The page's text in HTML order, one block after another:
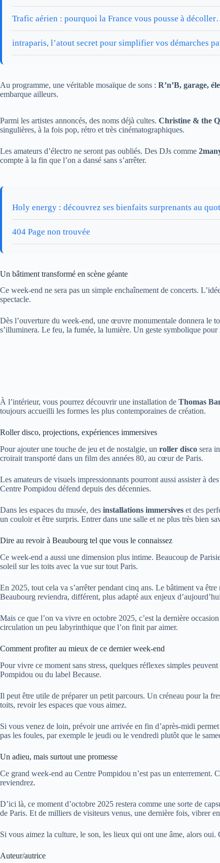
Trafic aérien : pourquoi la France vous pousse à
intraparis, l’atout secret pour simplifier vos démarches
Au programme, une véritable mosaïque de sons : R’n’B, garage,
embarque ailleurs.
Parmi les artistes annoncés, des noms déjà cultes. Christine & the
singulières, à la fois pop, rétro et très cinématographiques.
Les amateurs d’électro ne seront pas oubliés. Des DJs comme
compte à la fin que l’on a dansé sans s’arrêter.
Holy energy : découvrez ses bienfaits surprenants au
404 Page non trouvée
Un bâtiment transformé en scène géante
Ce week-end ne sera pas un simple enchaînement de concerts.
spectacle.
Dès l’ouverture du week-end, une œuvre monumentale donnera le
s’illuminera. Le feu, la fumée, la lumière. Un geste symbolique pour
À l’intérieur, vous pourrez découvrir une installation de Thomas
toujours accueilli les formes les plus contemporaines de création.
Roller disco, projections, expériences immersives
Pour ajouter une touche de jeu et de nostalgie, un roller disco sera
croirait transporté dans un film des années 80, au cœur de Paris.
Les amateurs de visuels impressionnants pourront aussi assister à des
Centre Pompidou défend depuis des décennies.
Dans les espaces du musée, des installations immersives et des
un couloir et être surpris. Entrer dans une salle et ne plus très bien
Dire au revoir à Beaubourg tel que vous le connaissez
Ce week-end a aussi une dimension plus intime. Beaucoup de
soleil sur les toits avec la vue sur tout Paris.
En 2025, tout cela va s’arrêter pendant cinq ans. Le bâtiment va
Beaubourg reviendra, différent, plus adapté aux enjeux
Mais ce que l’on va vivre en octobre 2025, c’est la dernière
circulation un peu labyrinthique que l’on finit par aimer.
Comment profiter au mieux de ce dernier week-end
Pour vivre ce moment sans stress, quelques réflexes simples
Pompidou ou du label Because.
Il peut être utile de préparer un petit parcours. Un créneau pour la
toits, revoir les espaces que vous aimez.
Si vous venez de loin, prévoir une arrivée en fin d’après-midi
pas les foules, par exemple le jeudi ou le vendredi plutôt que le
Un adieu, mais surtout une promesse
Ce grand week-end au Centre Pompidou n’est pas un enterrement.
reviendrez.
D’ici là, ce moment d’octobre 2025 restera comme une sorte de
de Paris. Et de milliers de visiteurs venus, une dernière fois, vibrer
Si vous aimez la culture, le son, les lieux qui ont une âme, alors
Auteur/autrice